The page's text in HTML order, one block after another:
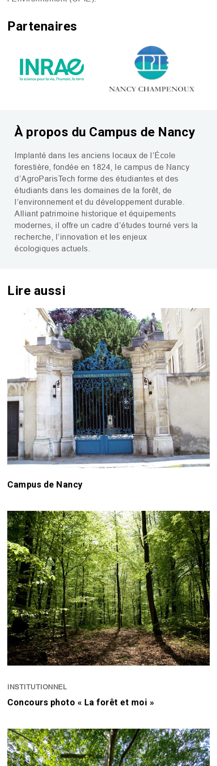
Partenaires
À propos du Campus de Nancy
Implanté dans les anciens locaux de l’École
forestière, fondée en 1824, le campus de Nancy
d’AgroParisTech forme des étudiantes et des
étudiants dans les domaines de la forêt, de
l’environnement et du développement durable.
Alliant patrimoine historique et équipements
modernes, il offre un cadre d’études tourné vers la
recherche, l’innovation et les enjeux
écologiques actuels.
Lire aussi
Campus de Nancy
INSTITUTIONNEL
Concours photo « La forêt et moi »